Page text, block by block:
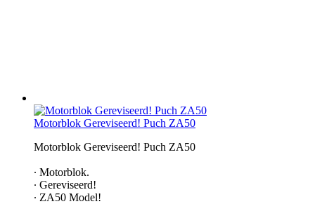
Motorblok Gereviseerd! Puch ZA50
Motorblok Gereviseerd! Puch ZA50​
∙ Motorblok.
∙ Gereviseerd!
∙ ZA50 Model!